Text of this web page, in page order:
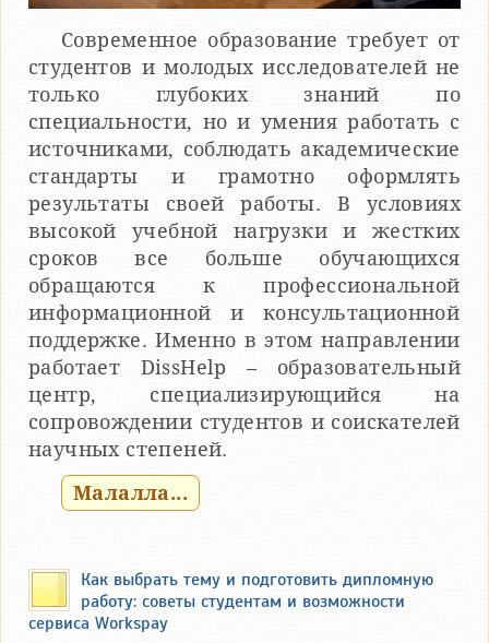
Современное образование требует от
студентов и молодых исследователей не
только глубоких знаний по
специальности, но и умения работать с
источниками, соблюдать академические
стандарты и грамотно оформлять
результаты своей работы. В условиях
высокой учебной нагрузки и жестких
сроков все больше обучающихся
обращаются к профессиональной
информационной и консультационной
поддержке. Именно в этом направлении
работает DissHelp – образовательный
центр, специализирующийся на
сопровождении студентов и соискателей
научных степеней.
Малалла...
Как выбрать тему и подготовить дипломную
работу: советы студентам и возможности
сервиса Workspay